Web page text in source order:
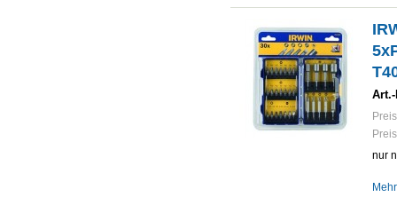
Art.-
nur